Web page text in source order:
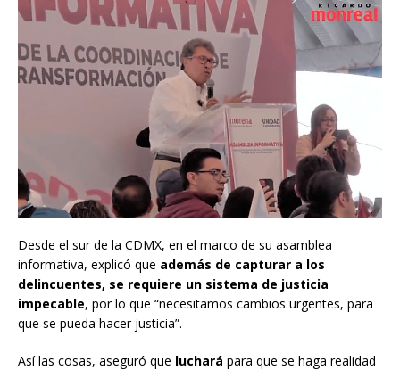
Desde el sur de la CDMX, en el marco de su asamblea
informativa, explicó que además de capturar a los
delincuentes, se requiere un sistema de justicia
impecable, por lo que “necesitamos cambios urgentes, para
que se pueda hacer justicia”.
Así las cosas, aseguró que luchará para que se haga realidad